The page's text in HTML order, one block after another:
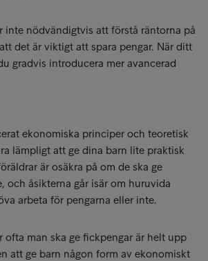
inte nödvändigtvis att förstå räntorna på
det är viktigt att spara pengar. När ditt
gradvis introducera mer avancerad
ekonomiska principer och teoretisk
lämpligt att ge dina barn lite praktisk
är osäkra på om de ska ge
och åsikterna går isär om huruvida
arbeta för pengarna eller inte.
ofta man ska ge fickpengar är helt upp
att ge barn någon form av ekonomiskt